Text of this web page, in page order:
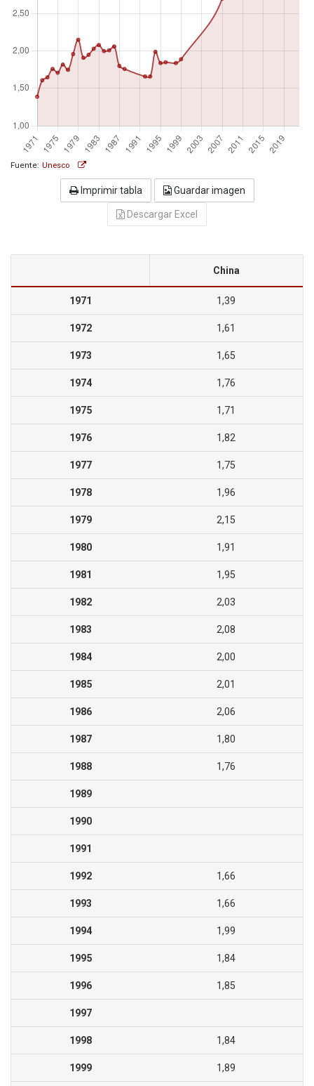
Fuente: Unesco
Imprimir tabla Guardar imagen
Descargar Excel
China
1971 1,39
1972 1,61
1973 1,65
1974 1,76
1975 1,71
1976 1,82
1977 1,75
1978 1,96
1979 2,15
1980 1,91
1981 1,95
1982 2,03
1983 2,08
1984 2,00
1985 2,01
1986 2,06
1987 1,80
1988 1,76
1989
1990
1991
1992 1,66
1993 1,66
1994 1,99
1995 1,84
1996 1,85
1997
1998 1,84
1999 1,89